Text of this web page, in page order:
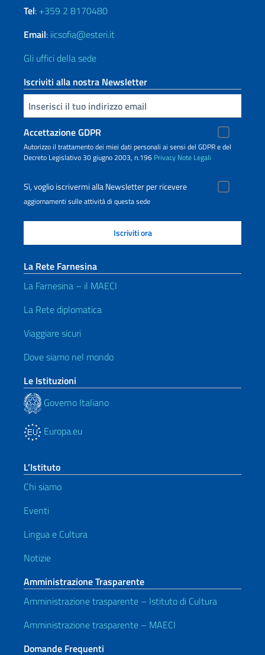
Tel: +359 2 8170480
Email: iicsofia@esteri.it
Gli uffici della sede
Iscriviti alla nostra Newsletter
Inserisci la tua email
Accettazione GDPR
Autorizzo il trattamento dei miei dati personali ai sensi del GDPR e del
Decreto Legislativo 30 giugno 2003, n.196 Privacy Note Legali
Sì, voglio iscrivermi alla Newsletter per ricevere
aggiornamenti sulle attività di questa sede
La Rete Farnesina
La Farnesina – il MAECI
La Rete diplomatica
Viaggiare sicuri
Dove siamo nel mondo
Le Istituzioni
Governo Italiano
Europa.eu
L’Istituto
Chi siamo
Eventi
Lingua e Cultura
Notizie
Amministrazione Trasparente
Amministrazione trasparente – Istituto di Cultura
Amministrazione trasparente – MAECI
Domande Frequenti